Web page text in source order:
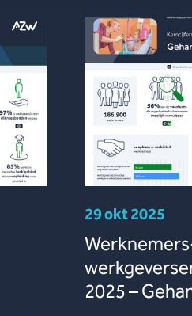
29 okt 2025
2025 –